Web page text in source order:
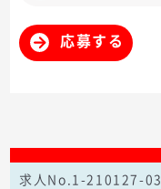
応募する
求人No.1-210127-03